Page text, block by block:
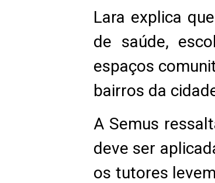
Lara explica
de saúde,
espaços
bairros da
A Semus
deve ser
os tutores